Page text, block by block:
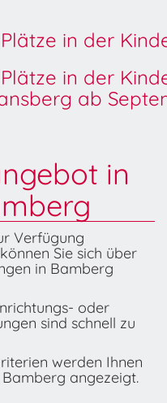
in der
in der
ab
in
Verfügung
Sie sich über
in Bamberg
oder
sind schnell zu
werden Ihnen
angezeigt.